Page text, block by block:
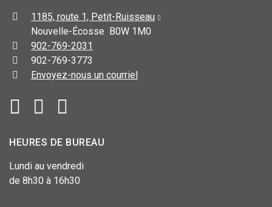
1185, route 1, Petit-Ruisseau
Nouvelle-Écosse B0W 1M0
902-769-2031
902-769-3773
Envoyez-nous un courriel
HEURES DE BUREAU
Lundi au vendredi
de 8h30 à 16h30